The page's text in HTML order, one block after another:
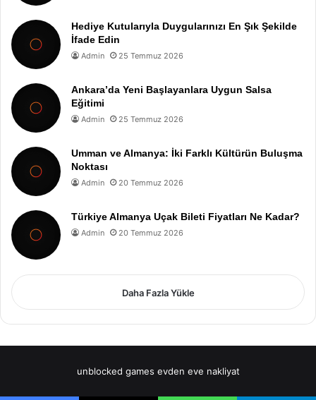
Hediye Kutularıyla Duygularınızı En Şık Şekilde
İfade Edin
Admin 25 Temmuz 2026
Ankara’da Yeni Başlayanlara Uygun Salsa
Eğitimi
Admin 25 Temmuz 2026
Umman ve Almanya: İki Farklı Kültürün Buluşma
Noktası
Admin 20 Temmuz 2026
Türkiye Almanya Uçak Bileti Fiyatları Ne Kadar?
Admin 20 Temmuz 2026
Daha Fazla Yükle
unblocked games evden eve nakliyat